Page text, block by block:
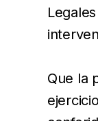
Que la